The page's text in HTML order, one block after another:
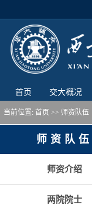
首页 交大概况
当前位置: 首页 >> 师资队伍
师资队伍
师资介绍
两院院士